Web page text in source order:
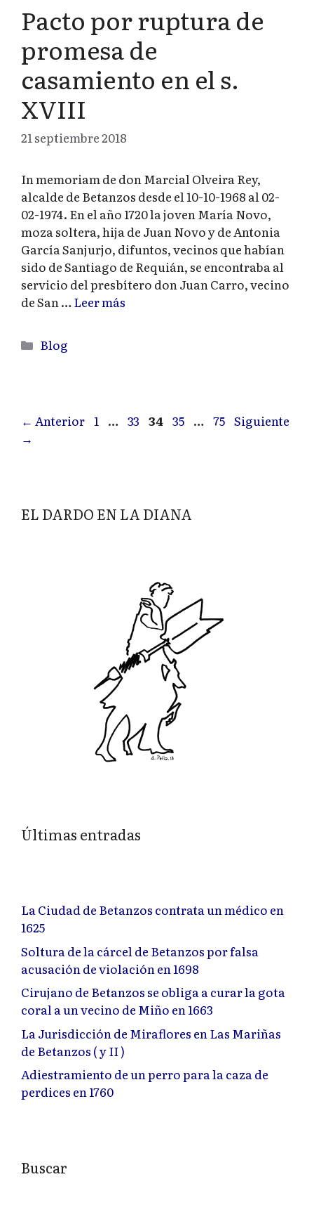
Pacto por ruptura de
promesa de
casamiento en el s.
XVIII
21 septiembre 2018
In memoriam de don Marcial Olveira Rey,
alcalde de Betanzos desde el 10-10-1968 al 02-
02-1974. En el año 1720 la joven María Novo,
moza soltera, hija de Juan Novo y de Antonia
García Sanjurjo, difuntos, vecinos que habían
sido de Santiago de Requián, se encontraba al
servicio del presbítero don Juan Carro, vecino
de San …Leer más
Categorías
Blog
← Anterior Página
1 … Página
33 Página
34 Página
35 … Página
75 Siguiente
→
EL DARDO EN LA DIANA
Últimas entradas
La Ciudad de Betanzos contrata un médico en
1625
Soltura de la cárcel de Betanzos por falsa
acusación de violación en 1698
Cirujano de Betanzos se obliga a curar la gota
coral a un vecino de Miño en 1663
La Jurisdicción de Miraflores en Las Mariñas
de Betanzos ( y II )
Adiestramiento de un perro para la caza de
perdices en 1760
Buscar